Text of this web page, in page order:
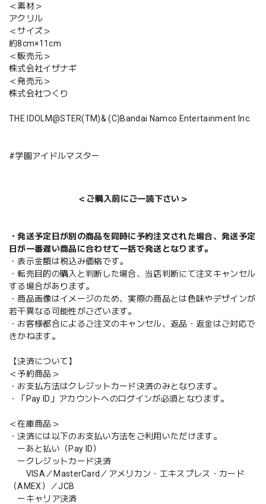
＜素材＞
アクリル
＜サイズ＞
約8cm×11cm
＜販売元＞
株式会社イザナギ
＜発売元＞
株式会社つくり
THE IDOLM@STER(TM)& (C)Bandai Namco Entertainment Inc.
#学園アイドルマスター
＜ご購入前にご一読下さい＞
・発送予定日が別の商品を同時に予約注文された場合、発送予定
日が一番遅い商品に合わせて一括で発送となります。
・表示金額は税込み価格です。
・転売目的の購入と判断した場合、当店判断にて注文キャンセル
する場合があります。
・商品画像はイメージのため、実際の商品とは色味やデザインが
若干異なる可能性がございます。
・お客様都合によるご注文のキャンセル、返品・返金はご対応で
きかねます。
【決済について】
＜予約商品＞
・お支払方法はクレジットカード決済のみとなります。
・「Pay ID」アカウントへのログインが必須となります。
＜在庫商品＞
・決済には以下のお支払い方法をご利用いただけます。
ーあと払い（Pay ID）
ークレジットカード決済
VISA／MasterCard／アメリカン・エキスプレス・カード
（AMEX）／JCB
ーキャリア決済